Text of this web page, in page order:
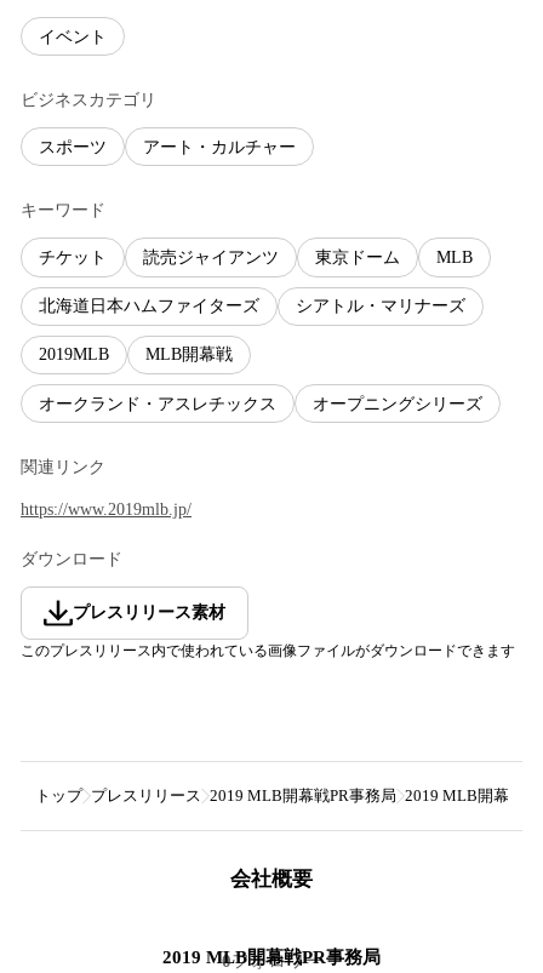
イベント
ビジネスカテゴリ
スポーツ アート・カルチャー
キーワード
チケット 読売ジャイアンツ 東京ドーム MLB
北海道日本ハムファイターズ シアトル・マリナーズ
2019MLB MLB開幕戦
オークランド・アスレチックス オープニングシリーズ
関連リンク
https://www.2019mlb.jp/
ダウンロード
プレスリリース素材
このプレスリリース内で使われている画像ファイルがダウンロードできます
トップ プレスリリース 2019 MLB開幕戦PR事務局 2019 MLB開幕戦
会社概要
2019 MLB開幕戦PR事務局
0フォロワー